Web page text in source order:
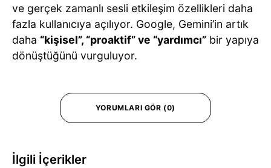
ve gerçek zamanlı sesli etkileşim özellikleri daha
fazla kullanıcıya açılıyor. Google, Gemini’in artık
daha “kişisel”, “proaktif” ve “yardımcı” bir yapıya
dönüştüğünü vurguluyor.
YORUMLARI GÖR (0)
İlgili İçerikler